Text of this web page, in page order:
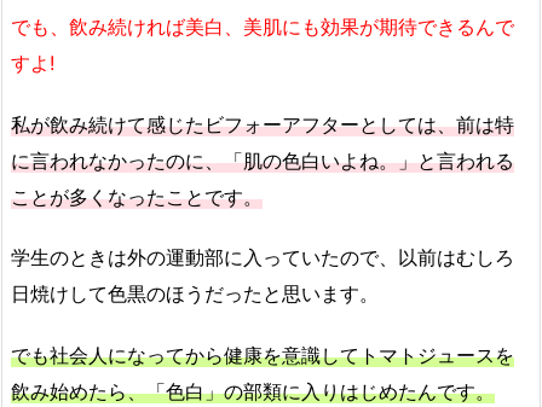
でも、飲み続ければ美白、美肌にも効果が期待できるんで
すよ!
私が飲み続けて感じたビフォーアフターとしては、前は特
に言われなかったのに、「肌の色白いよね。」と言われる
ことが多くなったことです。
学生のときは外の運動部に入っていたので、以前はむしろ
日焼けして色黒のほうだったと思います。
でも社会人になってから健康を意識してトマトジュースを
飲み始めたら、「色白」の部類に入りはじめたんです。